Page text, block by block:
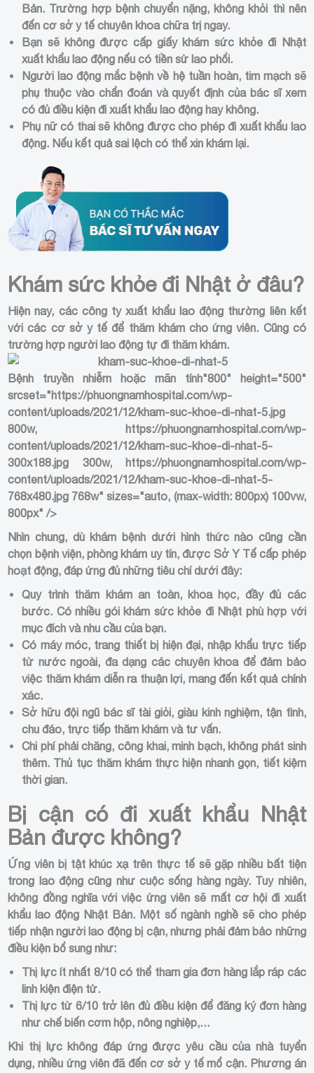
Bản. Trường hợp bệnh chuyển nặng, không khỏi thì nên
đến cơ sở y tế chuyên khoa chữa trị ngay.
Bạn sẽ không được cấp giấy khám sức khỏe đi Nhật
xuất khẩu lao động nếu có tiền sử lao phổi.
Người lao động mắc bệnh về hệ tuần hoàn, tim mạch sẽ
phụ thuộc vào chẩn đoán và quyết định của bác sĩ xem
có đủ điều kiện đi xuất khẩu lao động hay không.
Phụ nữ có thai sẽ không được cho phép đi xuất khẩu lao
động. Nếu kết quả sai lệch có thể xin khám lại.
Khám sức khỏe đi Nhật ở đâu?
Hiện nay, các công ty xuất khẩu lao động thường liên kết
với các cơ sở y tế để thăm khám cho ứng viên. Cũng có
trường hợp người lao động tự đi thăm khám.
Bệnh truyền nhiễm hoặc mãn tính"800" height="500"
srcset="https://phuongnamhospital.com/wp-
content/uploads/2021/12/kham-suc-khoe-di-nhat-5.jpg
800w, https://phuongnamhospital.com/wp-
content/uploads/2021/12/kham-suc-khoe-di-nhat-5-
300x188.jpg 300w, https://phuongnamhospital.com/wp-
content/uploads/2021/12/kham-suc-khoe-di-nhat-5-
768x480.jpg 768w" sizes="auto, (max-width: 800px) 100vw,
800px" />
Nhìn chung, dù khám bệnh dưới hình thức nào cũng cần
chọn bệnh viện, phòng khám uy tín, được Sở Y Tế cấp phép
hoạt động, đáp ứng đủ những tiêu chí dưới đây:
Quy trình thăm khám an toàn, khoa học, đầy đủ các
bước. Có nhiều gói khám sức khỏe đi Nhật phù hợp với
mục đích và nhu cầu của bạn.
Có máy móc, trang thiết bị hiện đại, nhập khẩu trực tiếp
từ nước ngoài, đa dạng các chuyên khoa để đảm bảo
việc thăm khám diễn ra thuận lợi, mang đến kết quả chính
xác.
Sở hữu đội ngũ bác sĩ tài giỏi, giàu kinh nghiệm, tận tình,
chu đáo, trực tiếp thăm khám và tư vấn.
Chi phí phải chăng, công khai, minh bạch, không phát sinh
thêm. Thủ tục thăm khám thực hiện nhanh gọn, tiết kiệm
thời gian.
Bị cận có đi xuất khẩu Nhật
Bản được không?
Ứng viên bị tật khúc xạ trên thực tế sẽ gặp nhiều bất tiện
trong lao động cũng như cuộc sống hàng ngày. Tuy nhiên,
không đồng nghĩa với việc ứng viên sẽ mất cơ hội đi xuất
khẩu lao động Nhật Bản. Một số ngành nghề sẽ cho phép
tiếp nhận người lao động bị cận, nhưng phải đảm bảo những
điều kiện bổ sung như:
Thị lực ít nhất 8/10 có thể tham gia đơn hàng lắp ráp các
linh kiện điện tử.
Thị lực từ 6/10 trở lên đủ điều kiện để đăng ký đơn hàng
như chế biến cơm hộp, nông nghiệp,…
Khi thị lực không đáp ứng được yêu cầu của nhà tuyển
dụng, nhiều ứng viên đã đến cơ sở y tế mổ cận. Phương án